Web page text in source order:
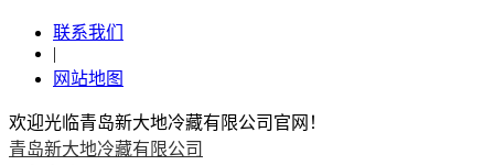
联系我们
|
网站地图
欢迎光临青岛新大地冷藏有限公司官网！
青岛新大地冷藏有限公司